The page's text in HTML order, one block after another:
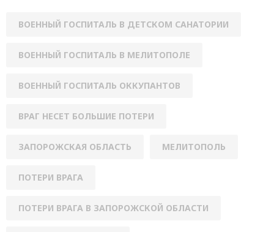
ВОЕННЫЙ ГОСПИТАЛЬ В ДЕТСКОМ САНАТОРИИ
ВОЕННЫЙ ГОСПИТАЛЬ В МЕЛИТОПОЛЕ
ВОЕННЫЙ ГОСПИТАЛЬ ОККУПАНТОВ
ВРАГ НЕСЕТ БОЛЬШИЕ ПОТЕРИ
ЗАПОРОЖСКАЯ ОБЛАСТЬ МЕЛИТОПОЛЬ
ПОТЕРИ ВРАГА
ПОТЕРИ ВРАГА В ЗАПОРОЖСКОЙ ОБЛАСТИ